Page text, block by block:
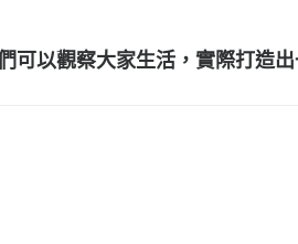
可以觀察大家生活，實際打造出